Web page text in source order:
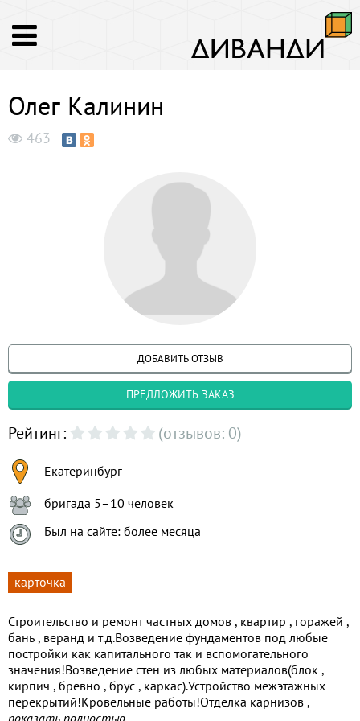
Олег Калинин
463
ДОБАВИТЬ ОТЗЫВ
ПРЕДЛОЖИТЬ ЗАКАЗ
Рейтинг: (отзывов: 0)
Екатеринбург
бригада 5–10 человек
Был на сайте: более месяца
карточка
Строительство и ремонт частных домов , квартир , горажей ,
бань , веранд и т.д.Возведение фундаментов под любые
постройки как капитального так и вспомогательного
значения!Возведение стен из любых материалов(блок ,
кирпич , бревно , брус , каркас).Устройство межэтажных
перекрытий!Кровельные работы!Отделка карнизов ,
монтаж водосточных систем.Утепление и отделка фасадов и
показать полностью